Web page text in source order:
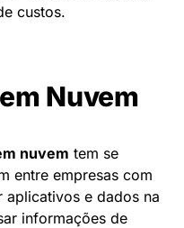
custos.
Nuvem
nuvem tem se
entre empresas com
aplicativos e dados na
informações de